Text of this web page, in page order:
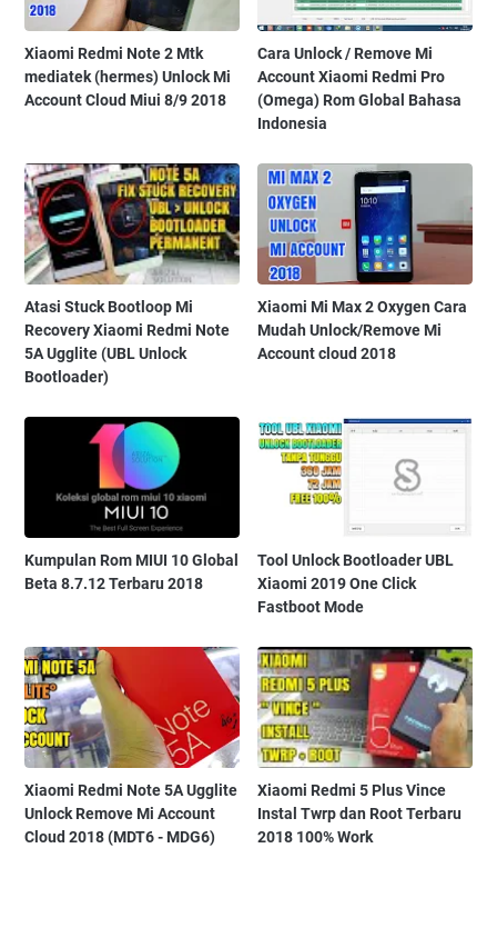
Xiaomi Redmi Note 2 Mtk
mediatek (hermes) Unlock Mi
Account Cloud Miui 8/9 2018
Cara Unlock / Remove Mi
Account Xiaomi Redmi Pro
(Omega) Rom Global Bahasa
Indonesia
Atasi Stuck Bootloop Mi
Recovery Xiaomi Redmi Note
5A Ugglite (UBL Unlock
Bootloader)
Xiaomi Mi Max 2 Oxygen Cara
Mudah Unlock/Remove Mi
Account cloud 2018
Kumpulan Rom MIUI 10 Global
Beta 8.7.12 Terbaru 2018
Tool Unlock Bootloader UBL
Xiaomi 2019 One Click
Fastboot Mode
Xiaomi Redmi Note 5A Ugglite
Unlock Remove Mi Account
Cloud 2018 (MDT6 - MDG6)
Xiaomi Redmi 5 Plus Vince
Instal Twrp dan Root Terbaru
2018 100% Work